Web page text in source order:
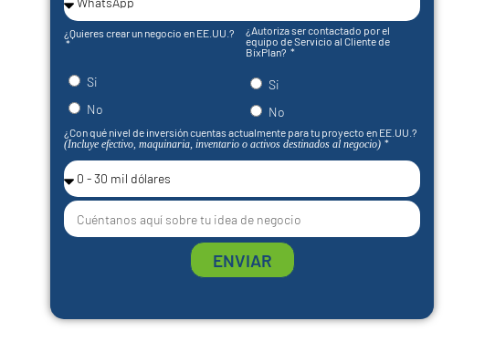
¿Quieres crear un negocio en EE.UU.?
Si
No
¿Autoriza ser contactado por el
equipo de Servicio al Cliente de
BixPlan?
Si
No
¿Con qué nivel de inversión cuentas actualmente para tu proyecto en EE.UU.?
(Incluye efectivo, maquinaria, inventario o activos destinados al negocio)
ENVIAR